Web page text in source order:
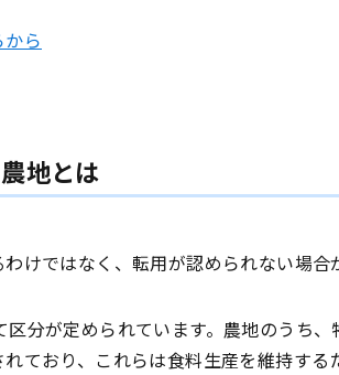
ら
地とは
けではなく、転用が認められない場合
区分が定められています。農地のうち、
ており、これらは食料生産を維持す